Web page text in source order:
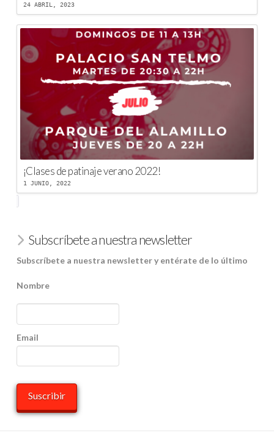
24 ABRIL, 2023
¡Clases de patinaje verano 2022!
1 JUNIO, 2022
Subscríbete a nuestra newsletter
Subscríbete a nuestra newsletter y entérate de lo último
Nombre
Email